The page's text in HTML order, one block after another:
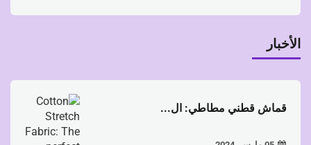
الأخبار
قماش قطني مطاطي: ال...